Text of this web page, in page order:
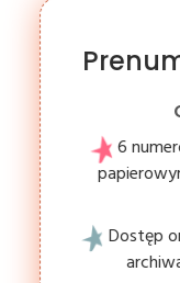
6
Dostęp